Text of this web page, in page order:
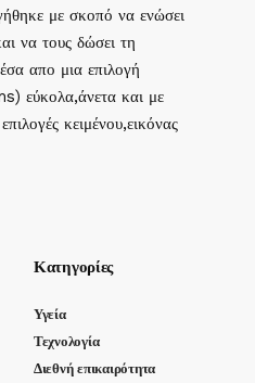
με σκοπό να ενώσει
να τους δώσει τη
απο μια επιλογή
εύκολα,άνετα και με
κειμένου,εικόνας
Κατηγορίες
Υγεία
Τεχνολογία
Διεθνή επικαιρότητα